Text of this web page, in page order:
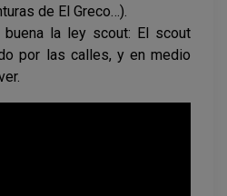
de El Greco…).
buena la ley scout: El scout
por las calles, y en medio